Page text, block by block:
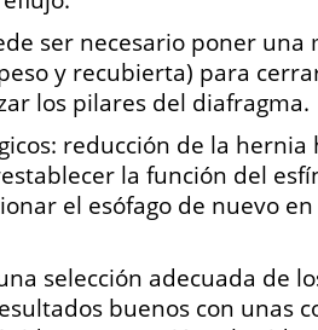
ser necesario poner una
y recubierta) para
los pilares del diafragma.
reducción de la hernia
la función del
el esófago de nuevo
selección adecuada de
buenos con unas